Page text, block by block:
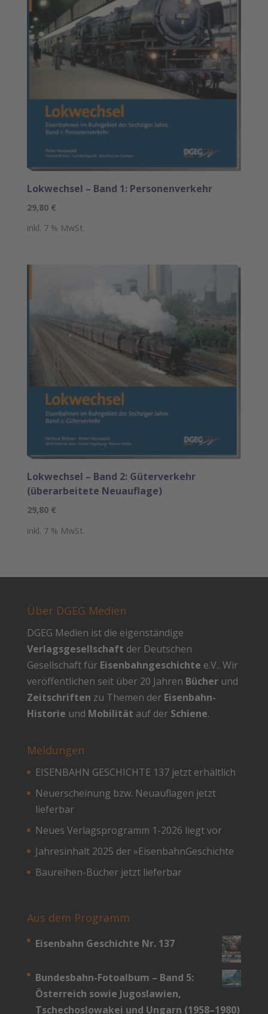
Lokwechsel – Band 1: Personenverkehr
29,80 €
inkl. 7 % MwSt.
Lokwechsel – Band 2: Güterverkehr
(überarbeitete Neuauflage)
29,80 €
inkl. 7 % MwSt.
Über DGEG Medien
DGEG Medien ist die eigenständige
Verlagsgesellschaft der Deutschen
Gesellschaft für Eisenbahngeschichte e.V.. Wir
veröffentlichen seit über 20 Jahren Bücherund
Zeitschriften zu Themen der Eisenbahn-
Historie und Mobilität auf der Schiene.
Meldungen
EISENBAHN GESCHICHTE 137 jetzt erhältlich
Neuerscheinung bzw. Neuauflagen jetzt
lieferbar
Neues Verlagsprogramm 1-2026 liegt vor
Jahresinhalt 2025 der »EisenbahnGeschichte
Baureihen-Bücher jetzt lieferbar
Aus dem Programm
Eisenbahn Geschichte Nr. 137
Bundesbahn-­Fotoalbum – Band 5:
Österreich sowie Jugoslawien,
Tschechoslowakei und Ungarn (1958–1980)